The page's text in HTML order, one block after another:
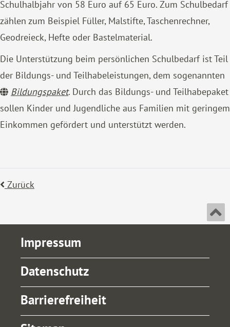
Schulhalbjahr von 58 Euro auf 65 Euro. Zum Schulbedarf
zählen zum Beispiel Füller, Malstifte, Taschenrechner,
Geodreieck, Hefte oder Bastelmaterial.
Die Unterstützung beim persönlichen Schulbedarf ist Teil
der Bildungs- und Teilhabeleistungen, dem sogenannten
Bildungspaket. Durch das Bildungs- und Teilhabepaket
sollen Kinder und Jugendliche aus Familien mit geringem
Einkommen gefördert und unterstützt werden.
Zurück
Impressum
Datenschutz
Barrierefreiheit